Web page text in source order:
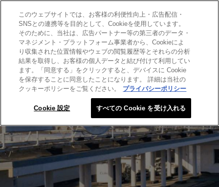
SEARCH THIS SITE
このウェブサイトでは、お客様の利便性向上・広告配信・
SNSとの連携等を目的として、Cookieを使用しています。
そのために、当社は、広告パートナー等の第三者のデータ・
マネジメント・プラットフォーム事業者から、Cookieによ
り収集された位置情報やウェブの閲覧履歴等とそれらの分析
結果を取得し、お客様の個人データと結び付けて利用してい
ます。「同意する」をクリックすると、デバイスに Cookie
を保存することに同意したことになります。 詳細は当社の
クッキーポリシーをご覧ください。
プライバシーポリシー
Cookie 設定 すべての Cookie を受け入れる